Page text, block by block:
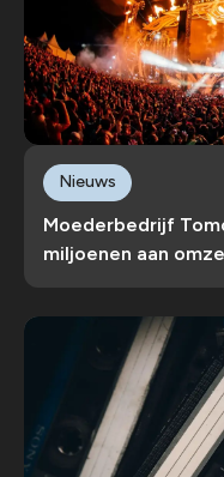
Moederbedrijf
miljoenen aan
Nieuws